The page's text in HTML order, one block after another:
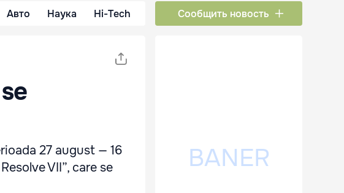
Авто Наука Hi-Tech Сообщить новость
27 august — 16
VII”, care se